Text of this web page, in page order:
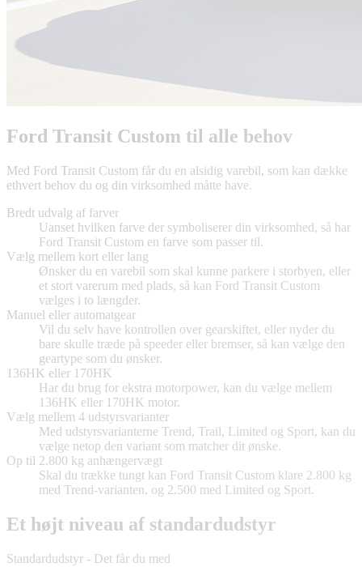
Ford Transit Custom til alle behov
Med Ford Transit Custom får du en alsidig varebil, som kan dække
ethvert behov du og din virksomhed måtte have.
Bredt udvalg af farver
Uanset hvilken farve der symboliserer din virksomhed, så har
Ford Transit Custom en farve som passer til.
Vælg mellem kort eller lang
Ønsker du en varebil som skal kunne parkere i storbyen, eller
et stort varerum med plads, så kan Ford Transit Custom
vælges i to længder.
Manuel eller automatgear
Vil du selv have kontrollen over gearskiftet, eller nyder du
bare skulle træde på speeder eller bremser, så kan vælge den
geartype som du ønsker.
136HK eller 170HK
Har du brug for ekstra motorpower, kan du vælge mellem
136HK eller 170HK motor.
Vælg mellem 4 udstyrsvarianter
Med udstyrsvarianterne Trend, Trail, Limited og Sport, kan du
vælge netop den variant som matcher dit ønske.
Op til 2.800 kg anhængervægt
Skal du trække tungt kan Ford Transit Custom klare 2.800 kg
med Trend-varianten, og 2.500 med Limited og Sport.
Et højt niveau af standardudstyr
Standardudstyr - Det får du med